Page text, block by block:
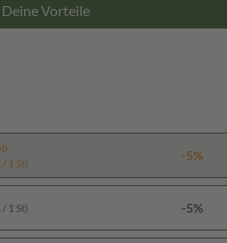
Deine Vorteile
1 St)
-5%
1 St) -5%